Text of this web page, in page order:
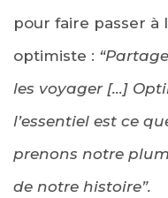
pour faire passer à
optimiste :
les voyager […]
l’essentiel est ce
prenons notre
de notre histoire”.